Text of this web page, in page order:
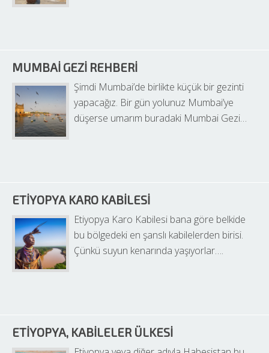
MUMBAI GEZI REHBERI
Şimdi Mumbai’de birlikte küçük bir gezinti
yapacağız. Bir gün yolunuz Mumbai’ye
düşerse umarım buradaki Mumbai Gezi…
ETIYOPYA KARO KABILESI
Etiyopya Karo Kabilesi bana göre belkide
bu bölgedeki en şanslı kabilelerden birisi.
Çünkü suyun kenarında yaşıyorlar….
ETIYOPYA, KABILELER ÜLKESI